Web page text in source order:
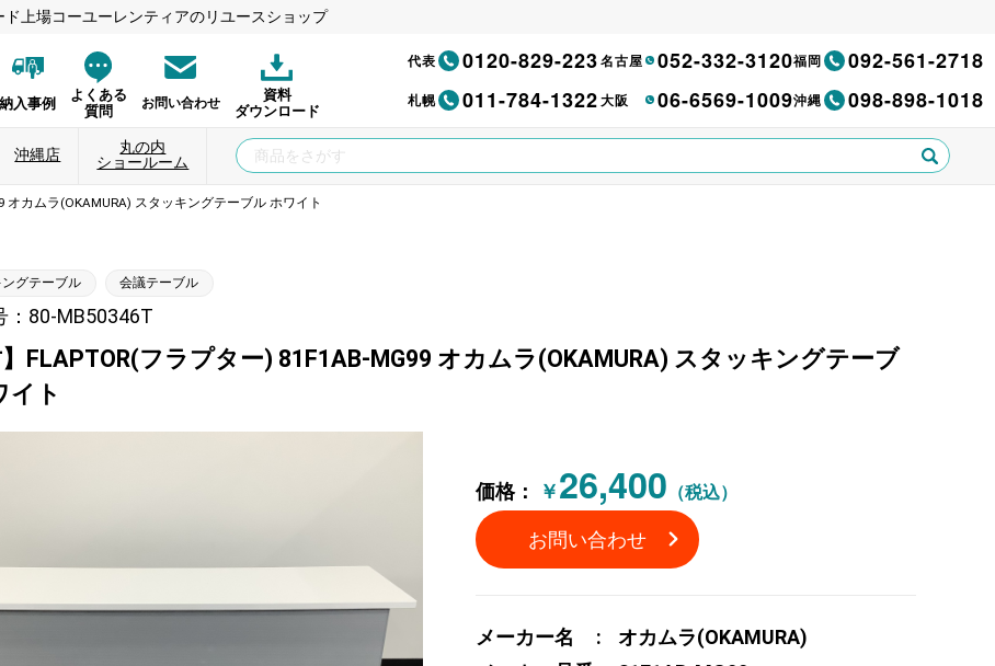
上場コーユーレンティアのリユースショップ
納入事例
よくある
質問
お問い合わせ
資料
ダウンロード
代表 0120-829-223名古屋 052-332-3120福岡 092-561-2718
札幌 011-784-1322大阪 06-6569-1009沖縄 098-898-1018
沖縄店
丸の内
ショールーム
オカムラ(OKAMURA) スタッキングテーブル ホワイト
グテーブル 会議テーブル
：80-MB50346T
】FLAPTOR(フラプター) 81F1AB-MG99 オカムラ(OKAMURA) スタッキングテーブ
イト
価格： ￥26,400 （税込）
お問い合わせ
メーカー名
オカムラ(OKAMURA)